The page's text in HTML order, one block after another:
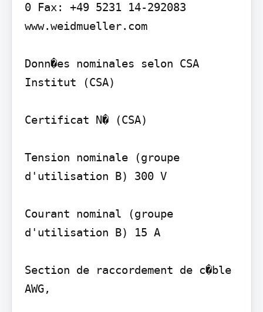
0 Fax: +49 5231 14-292083
www.weidmueller.com
Donn�es nominales selon CSA
Institut (CSA)
Certificat N� (CSA)
Tension nominale (groupe
d'utilisation B) 300 V
Courant nominal (groupe
d'utilisation B) 15 A
Section de raccordement de c�ble
AWG,